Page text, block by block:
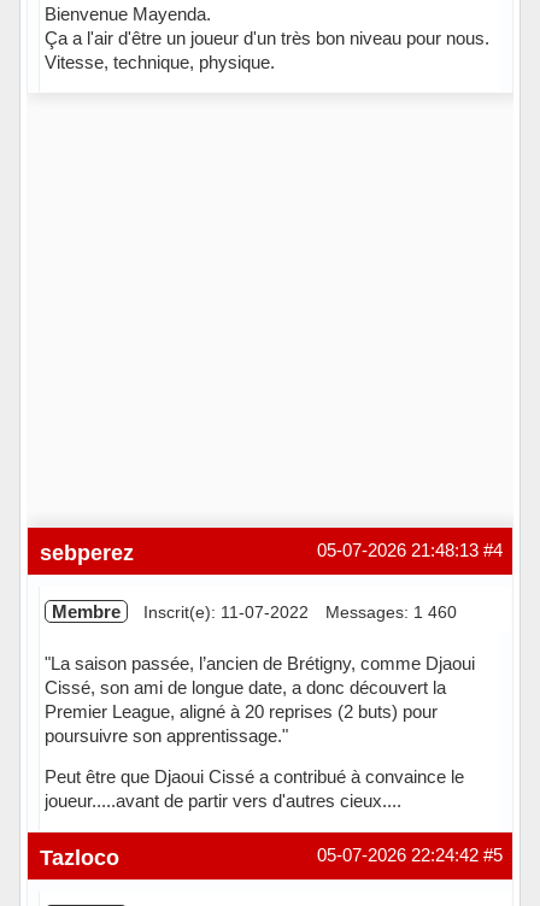
Bienvenue Mayenda.
Ça a l'air d'être un joueur d'un très bon niveau pour nous.
Vitesse, technique, physique.
#4
05-07-2026 21:48:13
sebperez
Membre Inscrit(e): 11-07-2022 Messages: 1 460
"La saison passée, l’ancien de Brétigny, comme Djaoui
Cissé, son ami de longue date, a donc découvert la
Premier League, aligné à 20 reprises (2 buts) pour
poursuivre son apprentissage."
Peut être que Djaoui Cissé a contribué à convaince le
joueur.....avant de partir vers d'autres cieux....
Hors ligne #5
05-07-2026 22:24:42
Tazloco